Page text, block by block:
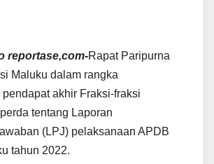
reportase,com-Rapat Paripurna
Maluku dalam rangka
akhir Fraksi-fraksi
tentang Laporan
(LPJ) pelaksanaan APDB
tahun 2022.